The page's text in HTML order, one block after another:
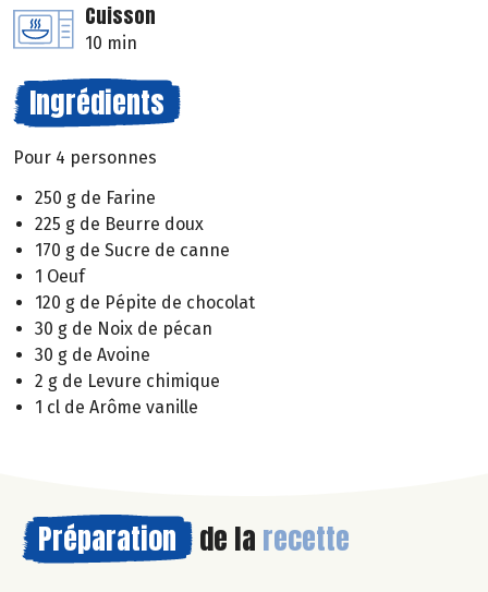
Cuisson
10 min
Ingrédients
Pour 4 personnes
250 g de Farine
225 g de Beurre doux
170 g de Sucre de canne
1 Oeuf
120 g de Pépite de chocolat
30 g de Noix de pécan
30 g de Avoine
2 g de Levure chimique
1 cl de Arôme vanille
Préparation de la recette